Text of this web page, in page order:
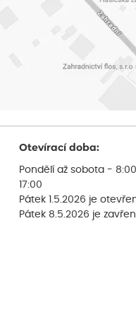
Otevírací doba:
Pondělí až sobota -
17:00
Pátek 1.5.2026 je
Pátek 8.5.2026 je